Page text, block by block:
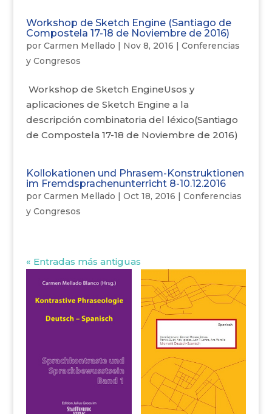
Workshop de Sketch Engine (Santiago de
Compostela 17-18 de Noviembre de 2016)
por Carmen Mellado | Nov 8, 2016 | Conferencias
y Congresos
Workshop de Sketch EngineUsos y
aplicaciones de Sketch Engine a la
descripción combinatoria del léxico(Santiago
de Compostela 17-18 de Noviembre de 2016)
Kollokationen und Phrasem-Konstruktionen
im Fremdsprachenunterricht 8-10.12.2016
por Carmen Mellado | Oct 18, 2016 | Conferencias
y Congresos
« Entradas más antiguas